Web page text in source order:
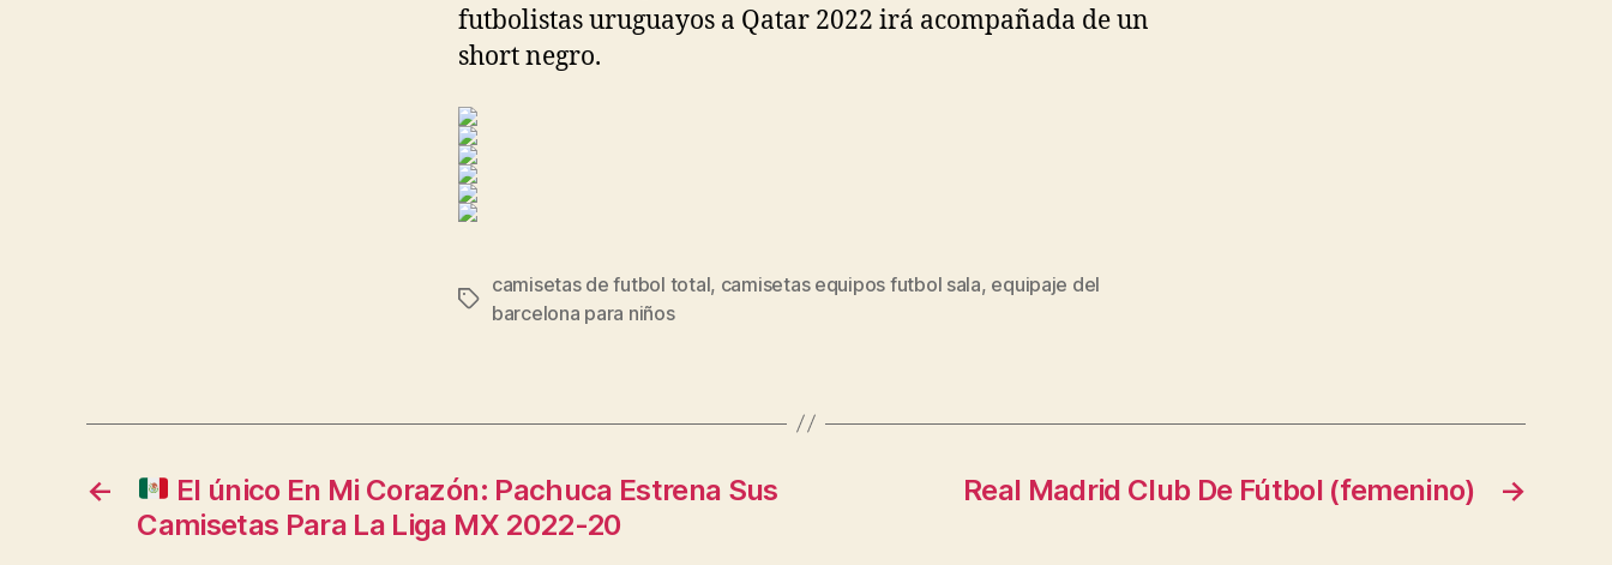
futbolistas uruguayos a Qatar 2022 irá acompañada de un
short negro.
Etiquetas
camisetas de futbol total, camisetas equipos futbol sala, equipaje del
barcelona para niños
←
El único En Mi Corazón: Pachuca Estrena Sus
Camisetas Para La Liga MX 2022-20
→
Real Madrid Club De Fútbol (femenino)